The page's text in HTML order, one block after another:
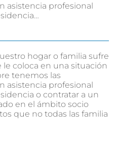
asistencia profesional
hogar o familia sufre
coloca en una situación
tenemos las
asistencia profesional
o contratar a un
en el ámbito socio
que no todas las familia